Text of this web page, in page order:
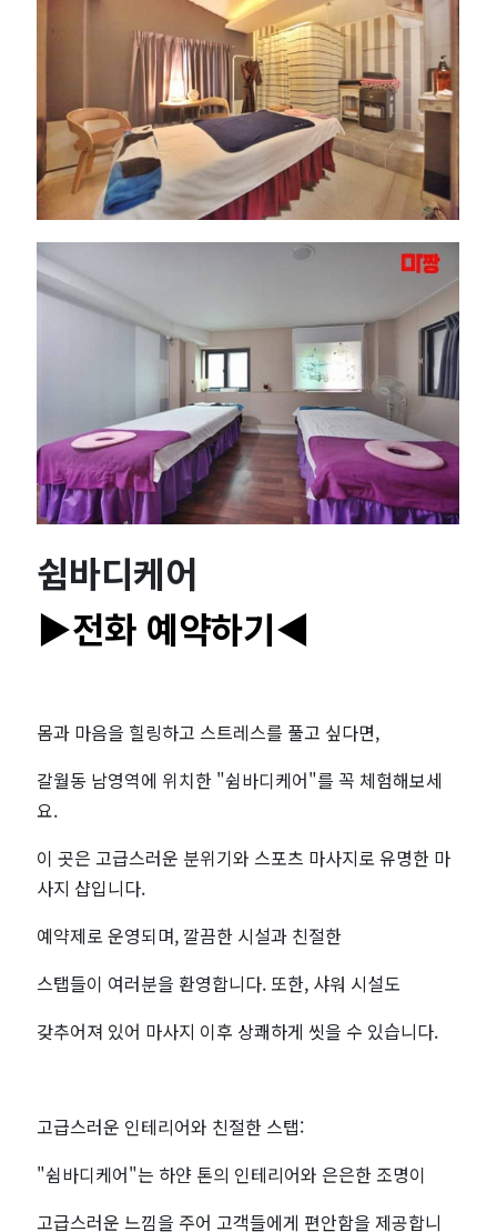
지
샵
추
천
짱
쉼바디케어
▶전화 예약하기◀
몸과 마음을 힐링하고 스트레스를 풀고 싶다면,
갈월동 남영역에 위치한 "쉼바디케어"를 꼭 체험해보세
요.
이 곳은 고급스러운 분위기와 스포츠 마사지로 유명한 마
사지 샵입니다.
예약제로 운영되며, 깔끔한 시설과 친절한
스탭들이 여러분을 환영합니다. 또한, 샤워 시설도
갖추어져 있어 마사지 이후 상쾌하게 씻을 수 있습니다.
고급스러운 인테리어와 친절한 스탭:
"쉼바디케어"는 하얀 톤의 인테리어와 은은한 조명이
고급스러운 느낌을 주어 고객들에게 편안함을 제공합니